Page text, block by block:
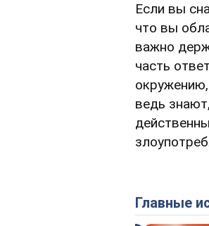
Если вы
что вы
важно
часть
ведь
Главные